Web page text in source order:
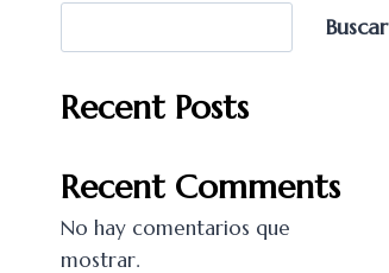
Buscar
Recent Posts
Recent Comments
No hay comentarios que
mostrar.